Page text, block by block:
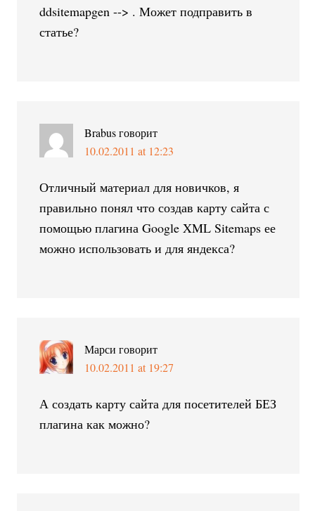
ddsitemapgen --> . Может подправить в
статье?
Brabus говорит
10.02.2011 at 12:23
Отличный материал для новичков, я
правильно понял что создав карту сайта с
помощью плагина Google XML Sitemaps ее
можно использовать и для яндекса?
Марси говорит
10.02.2011 at 19:27
А создать карту сайта для посетителей БЕЗ
плагина как можно?